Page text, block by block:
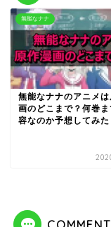
無能なナナ
無能なナナのアニメは
画のどこまで？何巻ま
容なのか予想してみた